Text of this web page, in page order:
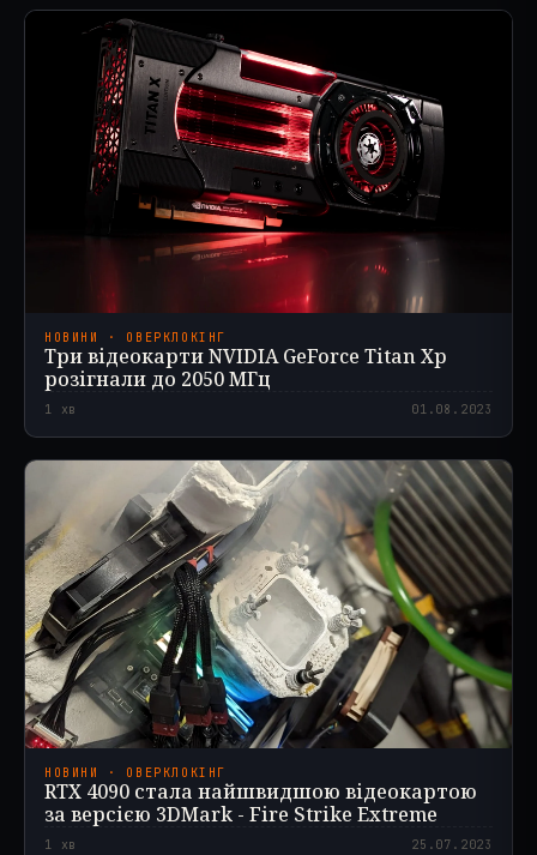
НОВИНИ · ОВЕРКЛОКІНГ
Три відеокарти NVIDIA GeForce Titan Xp
розігнали до 2050 МГц
1 хв 01.08.2023
НОВИНИ · ОВЕРКЛОКІНГ
RTX 4090 стала найшвидшою відеокартою
за версією 3DMark - Fire Strike Extreme
1 хв 25.07.2023